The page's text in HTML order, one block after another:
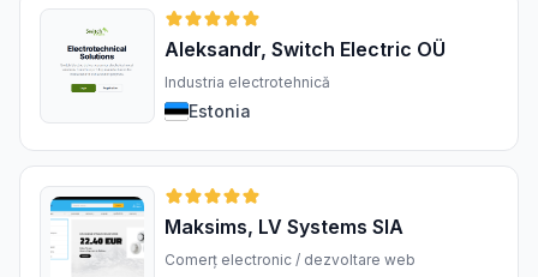
Aleksandr, Switch Electric OÜ
Industria electrotehnică
Estonia
Maksims, LV Systems SIA
Comerț electronic / dezvoltare web